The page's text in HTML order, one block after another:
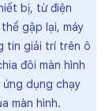
bị, từ điện
gập lại, máy
tin giải trí trên ô
đôi màn hình
ứng dụng chạy
màn hình.